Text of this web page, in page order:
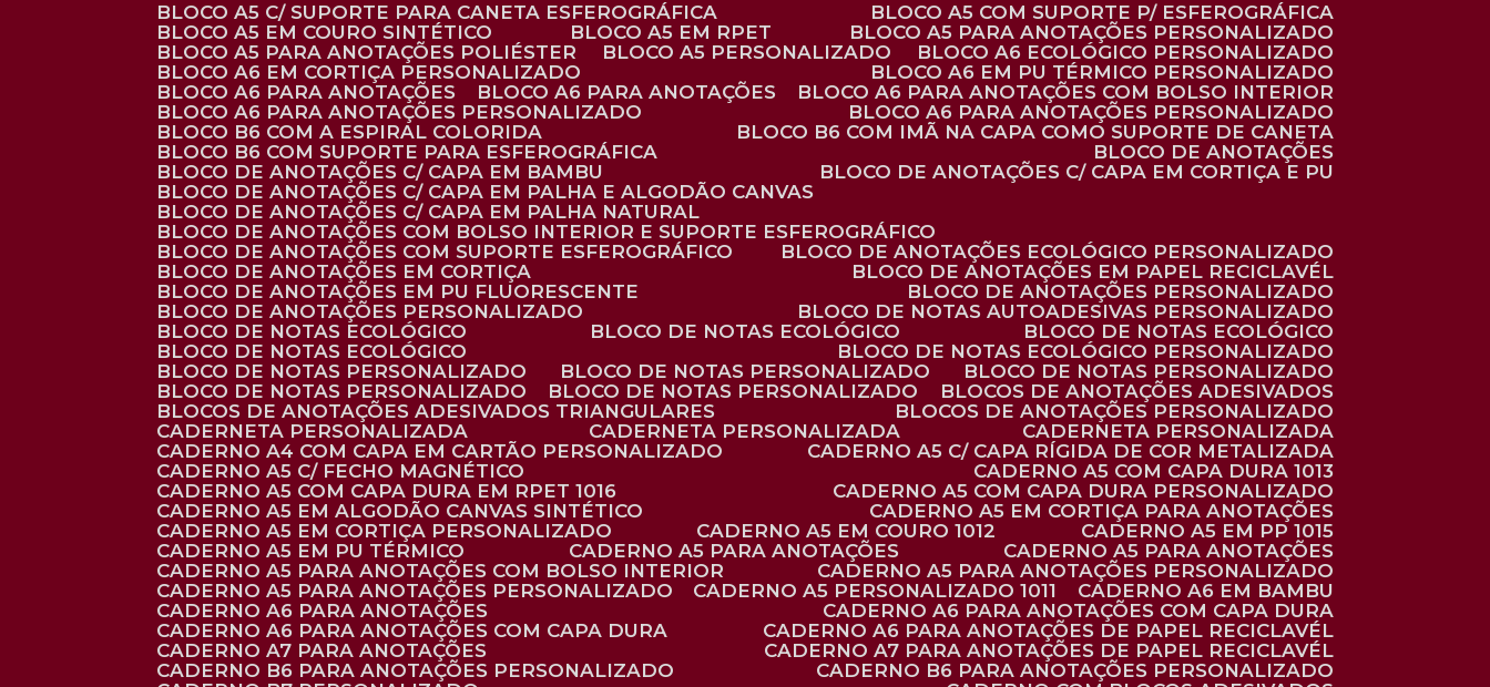
BLOCO A5 C/ SUPORTE PARA CANETA ESFEROGRÁFICA
BLOCO A5 COM SUPORTE P/ ESFEROGRÁFICA
BLOCO A5 EM COURO SINTÉTICO
BLOCO A5 EM RPET
BLOCO A5 PARA ANOTAÇÕES PERSONALIZADO
BLOCO A5 PARA ANOTAÇÕES POLIÉSTER
BLOCO A5 PERSONALIZADO
BLOCO A6 ECOLÓGICO PERSONALIZADO
BLOCO A6 EM CORTIÇA PERSONALIZADO
BLOCO A6 EM PU TÉRMICO PERSONALIZADO
BLOCO A6 PARA ANOTAÇÕES
BLOCO A6 PARA ANOTAÇÕES
BLOCO A6 PARA ANOTAÇÕES COM BOLSO INTERIOR
BLOCO A6 PARA ANOTAÇÕES PERSONALIZADO
BLOCO A6 PARA ANOTAÇÕES PERSONALIZADO
BLOCO B6 COM A ESPIRAL COLORIDA
BLOCO B6 COM IMÃ NA CAPA COMO SUPORTE DE CANETA
BLOCO B6 COM SUPORTE PARA ESFEROGRÁFICA
BLOCO DE ANOTAÇÕES
BLOCO DE ANOTAÇÕES C/ CAPA EM BAMBU
BLOCO DE ANOTAÇÕES C/ CAPA EM CORTIÇA E PU
BLOCO DE ANOTAÇÕES C/ CAPA EM PALHA E ALGODÃO CANVAS
BLOCO DE ANOTAÇÕES C/ CAPA EM PALHA NATURAL
BLOCO DE ANOTAÇÕES COM BOLSO INTERIOR E SUPORTE ESFEROGRÁFICO
BLOCO DE ANOTAÇÕES COM SUPORTE ESFEROGRÁFICO
BLOCO DE ANOTAÇÕES ECOLÓGICO PERSONALIZADO
BLOCO DE ANOTAÇÕES EM CORTIÇA
BLOCO DE ANOTAÇÕES EM PAPEL RECICLAVÉL
BLOCO DE ANOTAÇÕES EM PU FLUORESCENTE
BLOCO DE ANOTAÇÕES PERSONALIZADO
BLOCO DE ANOTAÇÕES PERSONALIZADO
BLOCO DE NOTAS AUTOADESIVAS PERSONALIZADO
BLOCO DE NOTAS ECOLÓGICO
BLOCO DE NOTAS ECOLÓGICO
BLOCO DE NOTAS ECOLÓGICO
BLOCO DE NOTAS ECOLÓGICO
BLOCO DE NOTAS ECOLÓGICO PERSONALIZADO
BLOCO DE NOTAS PERSONALIZADO
BLOCO DE NOTAS PERSONALIZADO
BLOCO DE NOTAS PERSONALIZADO
BLOCO DE NOTAS PERSONALIZADO
BLOCO DE NOTAS PERSONALIZADO
BLOCOS DE ANOTAÇÕES ADESIVADOS
BLOCOS DE ANOTAÇÕES ADESIVADOS TRIANGULARES
BLOCOS DE ANOTAÇÕES PERSONALIZADO
CADERNETA PERSONALIZADA
CADERNETA PERSONALIZADA
CADERNETA PERSONALIZADA
CADERNO A4 COM CAPA EM CARTÃO PERSONALIZADO
CADERNO A5 C/ CAPA RÍGIDA DE COR METALIZADA
CADERNO A5 C/ FECHO MAGNÉTICO
CADERNO A5 COM CAPA DURA 1013
CADERNO A5 COM CAPA DURA EM RPET 1016
CADERNO A5 COM CAPA DURA PERSONALIZADO
CADERNO A5 EM ALGODÃO CANVAS SINTÉTICO
CADERNO A5 EM CORTIÇA PARA ANOTAÇÕES
CADERNO A5 EM CORTIÇA PERSONALIZADO
CADERNO A5 EM COURO 1012
CADERNO A5 EM PP 1015
CADERNO A5 EM PU TÉRMICO
CADERNO A5 PARA ANOTAÇÕES
CADERNO A5 PARA ANOTAÇÕES
CADERNO A5 PARA ANOTAÇÕES COM BOLSO INTERIOR
CADERNO A5 PARA ANOTAÇÕES PERSONALIZADO
CADERNO A5 PARA ANOTAÇÕES PERSONALIZADO
CADERNO A5 PERSONALIZADO 1011
CADERNO A6 EM BAMBU
CADERNO A6 PARA ANOTAÇÕES
CADERNO A6 PARA ANOTAÇÕES COM CAPA DURA
CADERNO A6 PARA ANOTAÇÕES COM CAPA DURA
CADERNO A6 PARA ANOTAÇÕES DE PAPEL RECICLAVÉL
CADERNO A7 PARA ANOTAÇÕES
CADERNO A7 PARA ANOTAÇÕES DE PAPEL RECICLAVÉL
CADERNO B6 PARA ANOTAÇÕES PERSONALIZADO
CADERNO B6 PARA ANOTAÇÕES PERSONALIZADO